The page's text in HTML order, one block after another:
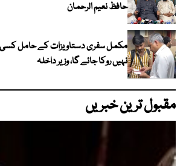
حافظ نعیم الرحمان
مکمل سفری دستاویزات کے حامل کسی
نہیں روکا جائے گا، وزیر داخلہ
مقبول ترین خبریں